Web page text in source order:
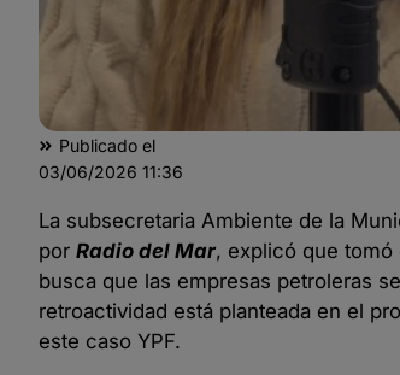
Publicado el
03/06/2026 11:36
La subsecretaria Ambiente de la
por Radio del Mar, explicó que
busca que las empresas petroleras
retroactividad está planteada en el
este caso YPF.